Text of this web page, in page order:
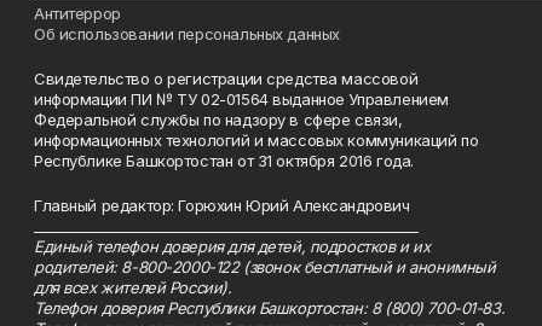
Антитеррор
Об использовании персональных данных
Свидетельство о регистрации средства массовой
информации ПИ № ТУ 02-01564 выданное Управлением
Федеральной службы по надзору в сфере связи,
информационных технологий и массовых коммуникаций по
Республике Башкортостан от 31 октября 2016 года.
Главный редактор: Горюхин Юрий Александрович
Единый телефон доверия для детей, подростков и их
родителей: 8-800-2000-122 (звонок бесплатный и анонимный
для всех жителей России).
Телефон доверия Республики Башкортостан: 8 (800) 700-01-83.